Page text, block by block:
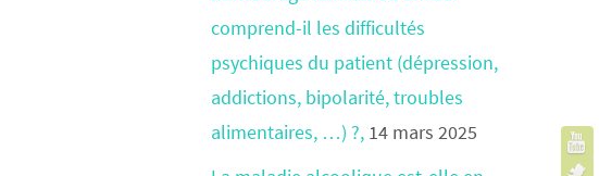
comprend-il les difficultés
psychiques du patient (dépression,
addictions, bipolarité, troubles
alimentaires, …) ?, 14 mars 2025